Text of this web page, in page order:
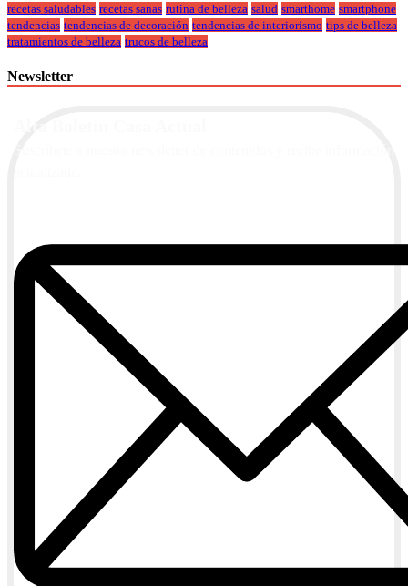
recetas saludables recetas sanas rutina de belleza salud smarthome smartphone
tendencias tendencias de decoración tendencias de interiorismo tips de belleza
tratamientos de belleza trucos de belleza
Newsletter